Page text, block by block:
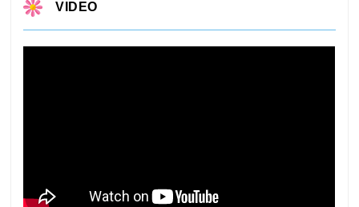
VIDEO